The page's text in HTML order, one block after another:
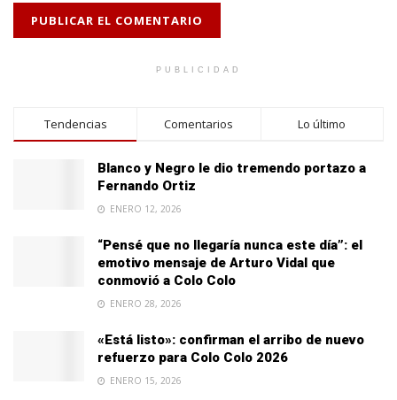
PUBLICIDAD
Tendencias Comentarios Lo último
Blanco y Negro le dio tremendo portazo a
Fernando Ortiz
ENERO 12, 2026
“Pensé que no llegaría nunca este día”: el
emotivo mensaje de Arturo Vidal que
conmovió a Colo Colo
ENERO 28, 2026
«Está listo»: confirman el arribo de nuevo
refuerzo para Colo Colo 2026
ENERO 15, 2026